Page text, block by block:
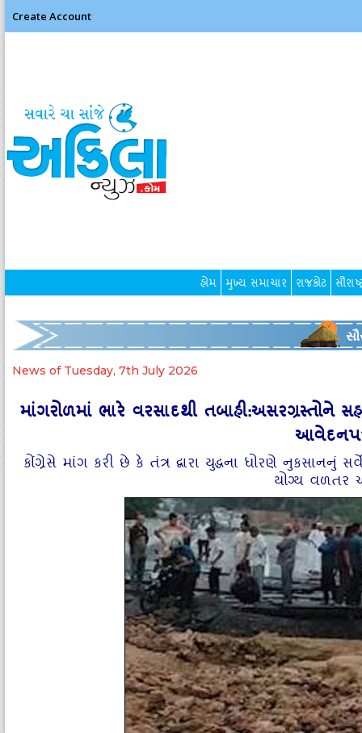
Create Account
હોમ મુખ્ય સમાચાર રાજકોટ
News of Tuesday, 7th July 2026
માંગરોળમાં ભારે વરસાદથી તબાહી:અસરગ્રસ્તોને
કોંગ્રેસે માંગ કરી છે કે તંત્ર દ્વારા યુદ્ધના ધોરણે
યોગ્ય